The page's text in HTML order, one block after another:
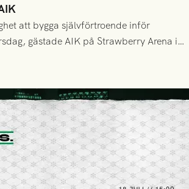
att bygga självförtroende inför
gästade AIK på Strawberry Arena i
konstant hotande i första halvlek av